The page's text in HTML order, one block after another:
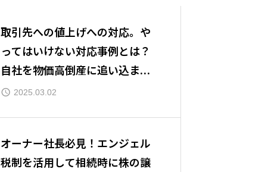
取引先への値上げへの対応。や
ってはいけない対応事例とは？
自社を物価高倒産に追い込まな
いために
2025.03.02
オーナー社長必見！エンジェル
税制を活用して相続時に株の譲